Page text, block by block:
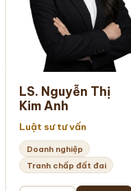
LS. Nguyễn Thị
Kim Anh
Luật sư tư vấn
Doanh nghiệp
Tranh chấp đất đai